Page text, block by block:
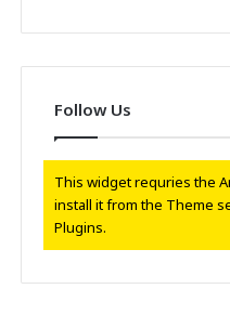
Follow Us
This widget requries the
install it from the Theme
Plugins.